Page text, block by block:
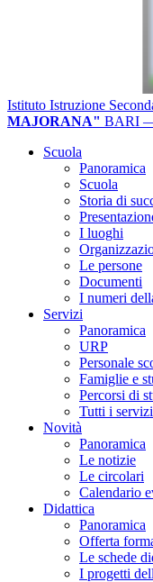
Istituto Istruzione
MAJORANA" BARI —
Scuola
Panoramica
Scuola
Storia di
I luoghi
Le persone
Documenti
I numeri
Servizi
Panoramica
URP
Personale
Famiglie e
Percorsi di
Tutti i servizi
Novità
Panoramica
Le notizie
Le circolari
Calendario
Didattica
Panoramica
Offerta
Le schede
I progetti